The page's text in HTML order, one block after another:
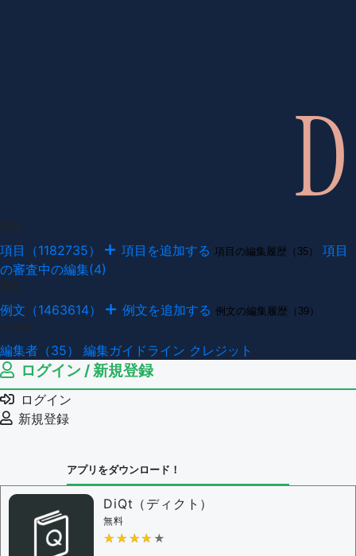
項目（1182735） 項目を追加する 項目の編集履歴（35）
項目
の審査中の編集(4)
例文（1463614） 例文を追加する 例文の編集履歴（39）
編集者（35） 編集ガイドライン クレジット
ログイン / 新規登録
ログイン
新規登録
アプリをダウンロード！
DiQt（ディクト）
無料
★★★★★
★★★★★